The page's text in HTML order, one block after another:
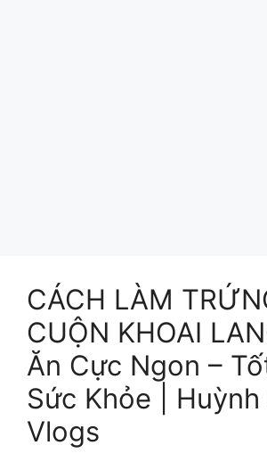
CÁCH LÀM
CUỘN KHOAI
Ăn Cực Ngon –
Sức Khỏe |
Vlogs